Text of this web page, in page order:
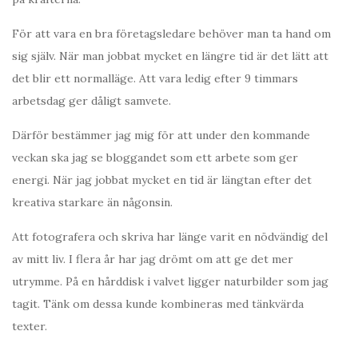
För att vara en bra företagsledare behöver man ta hand om
sig själv. När man jobbat mycket en längre tid är det lätt att
det blir ett normalläge. Att vara ledig efter 9 timmars
arbetsdag ger dåligt samvete.
Därför bestämmer jag mig för att under den kommande
veckan ska jag se bloggandet som ett arbete som ger
energi. När jag jobbat mycket en tid är längtan efter det
kreativa starkare än någonsin.
Att fotografera och skriva har länge varit en nödvändig del
av mitt liv. I flera år har jag drömt om att ge det mer
utrymme. På en hårddisk i valvet ligger naturbilder som jag
tagit. Tänk om dessa kunde kombineras med tänkvärda
texter.